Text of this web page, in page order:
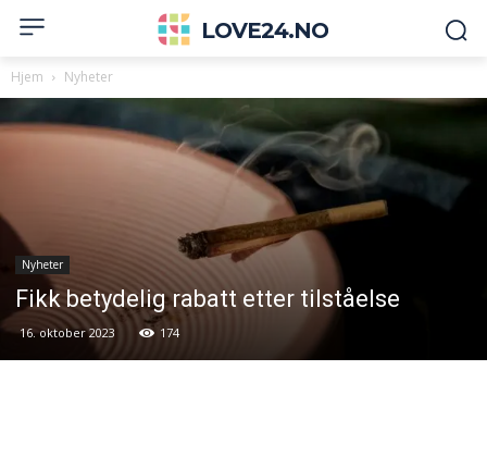
LOVE24.NO
Hjem Nyheter
Nyheter
Fikk betydelig rabatt etter tilståelse
16. oktober 2023 174